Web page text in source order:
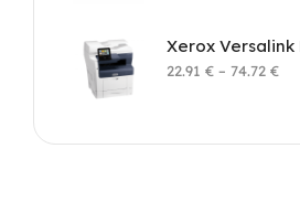
22.91 € – 74.72 €